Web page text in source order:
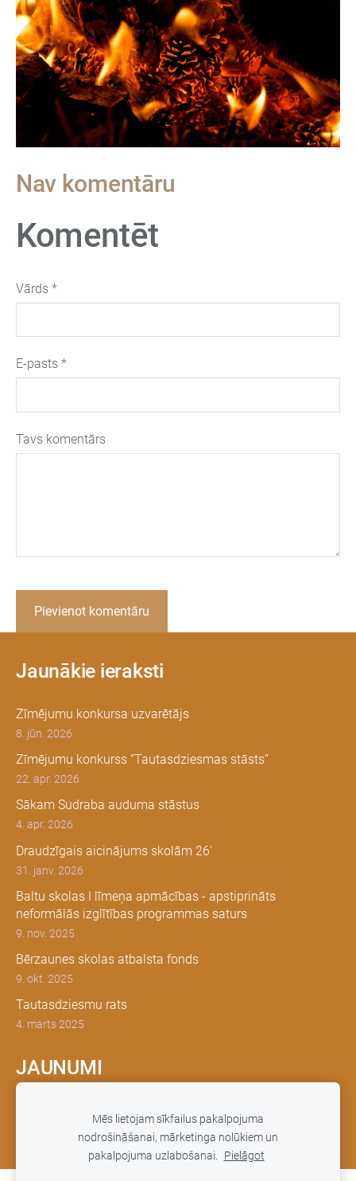
Jaunākie ieraksti
Zīmējumu konkursa uzvarētājs
8. jūn. 2026
Zīmējumu konkurss “Tautasdziesmas stāsts”
22. apr. 2026
Sākam Sudraba auduma stāstus
4. apr. 2026
Draudzīgais aicinājums skolām 26'
31. janv. 2026
Baltu skolas I līmeņa apmācības - apstiprināts
neformālās izglītības programmas saturs
9. nov. 2025
Bērzaunes skolas atbalsta fonds
9. okt. 2025
Tautasdziesmu rats
4. marts 2025
JAUNUMI
Šeit tiksimies, lai dalītos, sarunātos un vēstītu par to, kā
mums klājas.
Nav komentāru
Komentēt
Vārds *
E-pasts *
Tavs komentārs
Mēs lietojam sīkfailus pakalpojuma
nodrošināšanai, mārketinga nolūkiem un
pakalpojuma uzlabošanai. Pielāgot